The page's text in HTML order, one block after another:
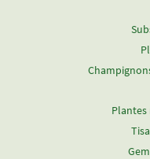
Plantes